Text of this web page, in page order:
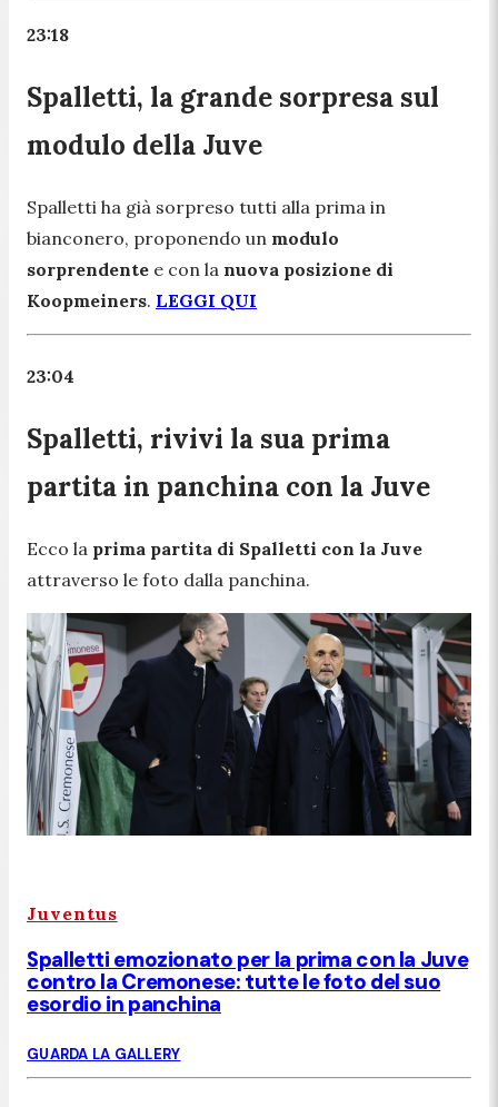
23:18
Spalletti, la grande sorpresa sul
modulo della Juve
Spalletti ha già sorpreso tutti alla prima in
bianconero, proponendo un modulo
sorprendente e con la nuova posizione di
Koopmeiners. LEGGI QUI
23:04
Spalletti, rivivi la sua prima
partita in panchina con la Juve
Ecco la prima partita di Spalletti con la Juve
attraverso le foto dalla panchina.
Juventus
Spalletti emozionato per la prima con la Juve
contro la Cremonese: tutte le foto del suo
esordio in panchina
GUARDA LA GALLERY